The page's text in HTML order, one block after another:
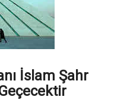
İslam Şahr